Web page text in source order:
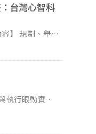
台灣心智科
聯絡人/連絡